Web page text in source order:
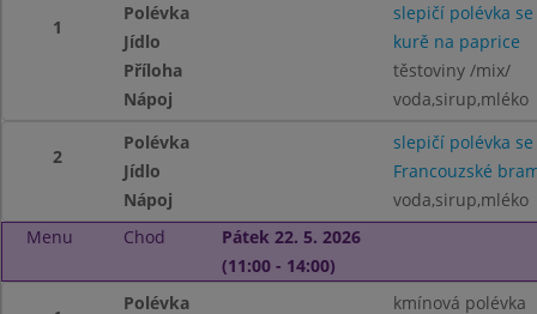
1
Polévka
slepičí polévka
Jídlo
kurě na paprice
Příloha
těstoviny /mix/
Nápoj
voda,sirup,mléko
2
Polévka
slepičí polévka
Jídlo
Francouzské
Nápoj
voda,sirup,mléko
Menu
Chod
Pátek 22. 5. 2026
(11:00 - 14:00)
Polévka
kmínová polévka